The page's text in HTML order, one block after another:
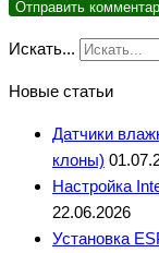
Искать...
Новые статьи
Датчики
клоны)
Настройка
22.06.2026
Установка